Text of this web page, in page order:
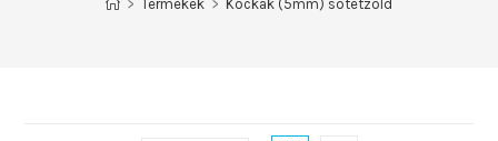
> Termékek > Kockák (5mm) sötétzöld